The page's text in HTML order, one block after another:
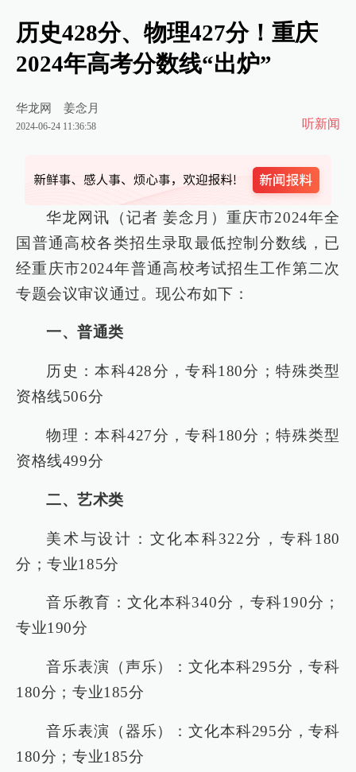
历史428分、物理427分！重庆
2024年高考分数线“出炉”
华龙网 姜念月
2024-06-24 11:36:58 听新闻
华龙网讯（记者 姜念月）重庆市2024年全
国普通高校各类招生录取最低控制分数线，已
经重庆市2024年普通高校考试招生工作第二次
专题会议审议通过。现公布如下：
一、普通类
历史：本科428分，专科180分；特殊类型
资格线506分
物理：本科427分，专科180分；特殊类型
资格线499分
二、艺术类
美术与设计：文化本科322分，专科180
分；专业185分
音乐教育：文化本科340分，专科190分；
专业190分
音乐表演（声乐）：文化本科295分，专科
180分；专业185分
音乐表演（器乐）：文化本科295分，专科
180分；专业185分